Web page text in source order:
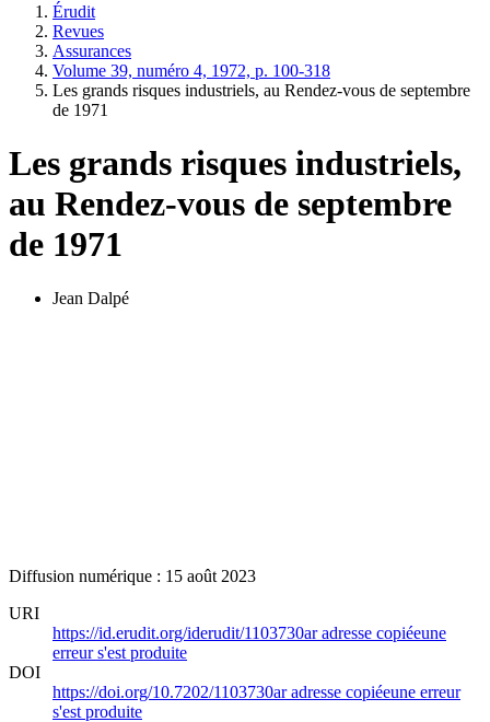
Érudit
Revues
Assurances
Volume 39, numéro 4, 1972, p. 100-318
Les grands risques industriels, au Rendez-vous de septembre
de 1971
Les grands risques industriels,
au Rendez-vous de septembre
de 1971
Jean Dalpé
Diffusion numérique : 15 août 2023
URI
https://id.erudit.org/iderudit/1103730aradresse copiéeune
erreur s'est produite
DOI
https://doi.org/10.7202/1103730aradresse copiéeune erreur
s'est produite